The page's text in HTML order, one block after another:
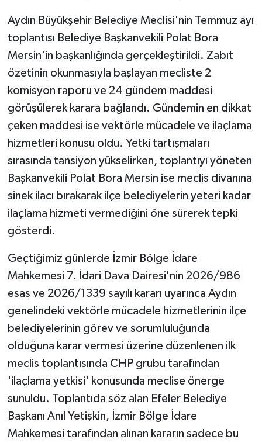
Aydın Büyükşehir Belediye Meclisi'nin Temmuz ayı
toplantısı Belediye Başkanvekili Polat Bora
Mersin'in başkanlığında gerçekleştirildi. Zabıt
özetinin okunmasıyla başlayan mecliste 2
komisyon raporu ve 24 gündem maddesi
görüşülerek karara bağlandı. Gündemin en dikkat
çeken maddesi ise vektörle mücadele ve ilaçlama
hizmetleri konusu oldu. Yetki tartışmaları
sırasında tansiyon yükselirken, toplantıyı yöneten
Başkanvekili Polat Bora Mersin ise meclis divanına
sinek ilacı bırakarak ilçe belediyelerin yeteri kadar
ilaçlama hizmeti vermediğini öne sürerek tepki
gösterdi.
Geçtiğimiz günlerde İzmir Bölge İdare
Mahkemesi 7. İdari Dava Dairesi'nin 2026/986
esas ve 2026/1339 sayılı kararı uyarınca Aydın
genelindeki vektörle mücadele hizmetlerinin ilçe
belediyelerinin görev ve sorumluluğunda
olduğuna karar vermesi üzerine düzenlenen ilk
meclis toplantısında CHP grubu tarafından
'ilaçlama yetkisi' konusunda meclise önerge
sunuldu. Toplantıda söz alan Efeler Belediye
Başkanı Anıl Yetişkin, İzmir Bölge İdare
Mahkemesi tarafından alınan kararın sadece bu